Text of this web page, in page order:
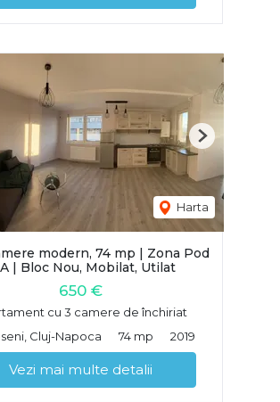
Harta
Next
modern, 74 mp | Zona Pod
| Bloc Nou, Mobilat, Utilat
650 €
cu 3 camere de închiriat
Cluj-Napoca
74 mp 2019
Vezi mai multe detalii